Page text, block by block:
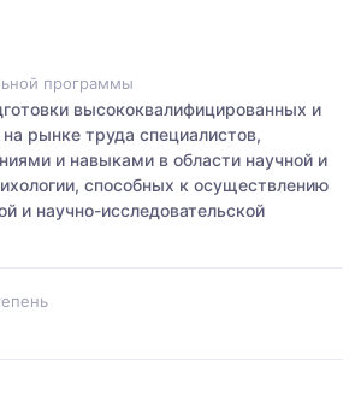
программы
высококвалифицированных и
рынке труда специалистов,
и навыками в области научной и
способных к осуществлению
и научно-исследовательской